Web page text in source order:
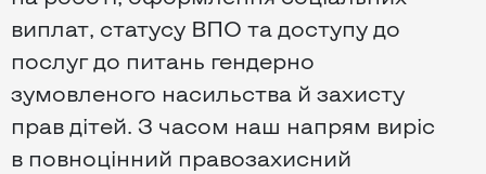
виплат, статусу ВПО та доступу до
послуг до питань гендерно
зумовленого насильства й захисту
прав дітей. З часом наш напрям виріс
в повноцінний правозахисний